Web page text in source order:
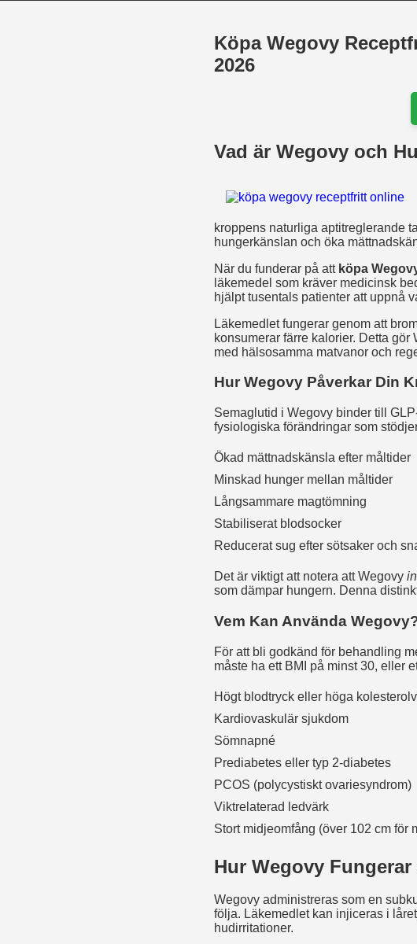
Köpa Wegovy
2026
Vad är Wegovy och
kroppens naturliga aptitreglerande
hungerkänslan och öka
När du funderar på att köpa
läkemedel som kräver medicinsk
hjälpt tusentals patienter att uppnå
Läkemedlet fungerar genom att
konsumerar färre kalorier. Detta
med hälsosamma matvanor och
Hur Wegovy Påverkar Din
Semaglutid i Wegovy binder till
fysiologiska förändringar som
Ökad mättnadskänsla efter måltider
Minskad hunger mellan måltider
Långsammare magtömning
Stabiliserat blodsocker
Reducerat sug efter sötsaker och
Det är viktigt att notera att Wegovy
som dämpar hungern. Denna
Vem Kan Använda
För att bli godkänd för behandling
måste ha ett BMI på minst 30, eller
Högt blodtryck eller höga
Kardiovaskulär sjukdom
Sömnapné
Prediabetes eller typ 2-diabetes
PCOS (polycystiskt ovariesyndrom)
Viktrelaterad ledvärk
Stort midjeomfång (över 102 cm för
Hur Wegovy
Wegovy administreras som en
följa. Läkemedlet kan injiceras i
hudirritationer.